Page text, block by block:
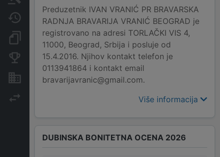
Javne nabavke
Dokumenti i objave
Konkurentske kompanije
Nekretnine i imovina
Preduzetnik IVAN VRANIĆ PR BRAVARSKA
RADNJA BRAVARIJA VRANIĆ BEOGRAD je
registrovano na adresi TORLAČKI VIS 4,
11000, Beograd, Srbija i posluje od
15.4.2016. Njihov kontakt telefon je
0113941864 i kontakt email
bravarijavranic@gmail.com.
Više informacija
DUBINSKA BONITETNA OCENA 2026